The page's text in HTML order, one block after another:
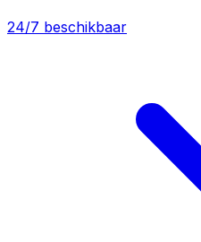
24/7 beschikbaar